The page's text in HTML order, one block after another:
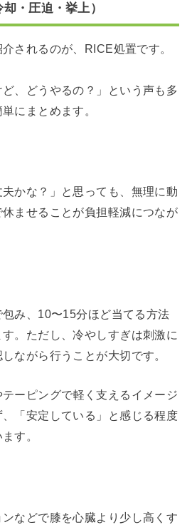
・圧迫・挙上）
されるのが、RICE処置です。
ど、どうやるの？」という声も多
にまとめます。
夫かな？」と思っても、無理に動
ませることが負担軽減につなが
み、10〜15分ほど当てる方法
。ただし、冷やしすぎは刺激に
ながら行うことが大切です。
ーピングで軽く支えるイメージ
「安定している」と感じる程度
す。
などで膝を心臓より少し高くす